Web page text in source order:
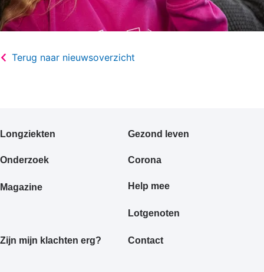
Terug naar nieuwsoverzicht
Primair
Longziekten Gezond leven
Onderzoek Corona
Magazine Help mee
Lotgenoten
Zijn mijn klachten erg? Contact